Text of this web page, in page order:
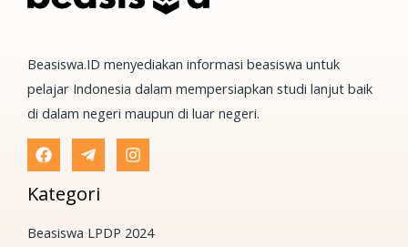
Beasiswa.ID menyediakan informasi beasiswa untuk
pelajar Indonesia dalam mempersiapkan studi lanjut baik
di dalam negeri maupun di luar negeri.
Kategori
Beasiswa LPDP 2024